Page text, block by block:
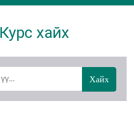
Курс хайх